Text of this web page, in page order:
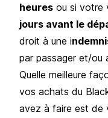
heures ou si votre
jours avant le
droit à une i
par passager et/ou
Quelle meilleure
vos achats du
avez à faire est de